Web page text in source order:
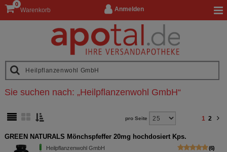
Anmelden
Warenkorb
0
Sie suchen nach: „Heilpflanzenwohl GmbH“
pro Seite 1 2
GREEN NATURALS Mönchspfeffer 20mg hochdosiert Kps.
Heilpflanzenwohl GmbH
6